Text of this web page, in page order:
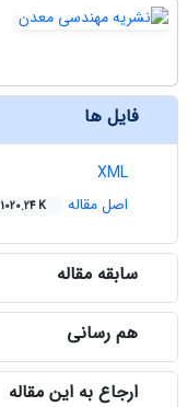
فایل ها
XML
اصل مقاله
1020.24 K
سابقه مقاله
هم رسانی
ارجاع به این مقاله